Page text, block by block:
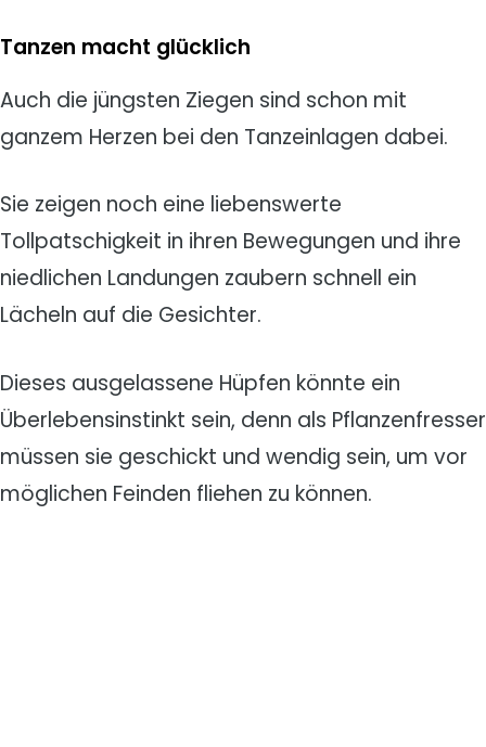
Tanzen macht glücklich
Auch die jüngsten Ziegen sind schon mit
ganzem Herzen bei den Tanzeinlagen dabei.
Sie zeigen noch eine liebenswerte
Tollpatschigkeit in ihren Bewegungen und ihre
niedlichen Landungen zaubern schnell ein
Lächeln auf die Gesichter.
Dieses ausgelassene Hüpfen könnte ein
Überlebensinstinkt sein, denn als Pflanzenfresser
müssen sie geschickt und wendig sein, um vor
möglichen Feinden fliehen zu können.